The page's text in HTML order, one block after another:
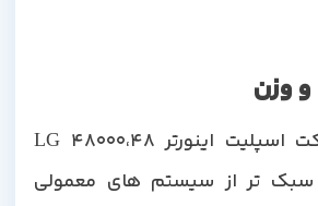
یونیت داخلی داکت اسپلیت اینورتر LG 48000،48
تر از سیستم های معمولی